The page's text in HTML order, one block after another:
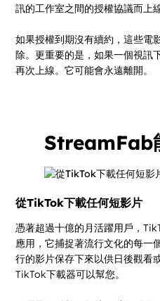
訊的工作室之間的授權協議而上
如果授權到期沒有續約，這些電
除。更重要的是，如果一個視訊
再次上線。它可能會永遠離開。
StreamFab
從TikTok下載任何短影片
憑著超過十億的月活躍用戶，
應用，它捕捉著流行文化的每一
行的影片保存下來以供日後觀
TikTok下載器可以幫您。